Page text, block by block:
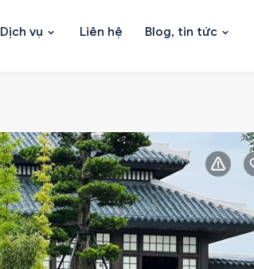
Dịch vụ Liên hệ Blog, tin tức